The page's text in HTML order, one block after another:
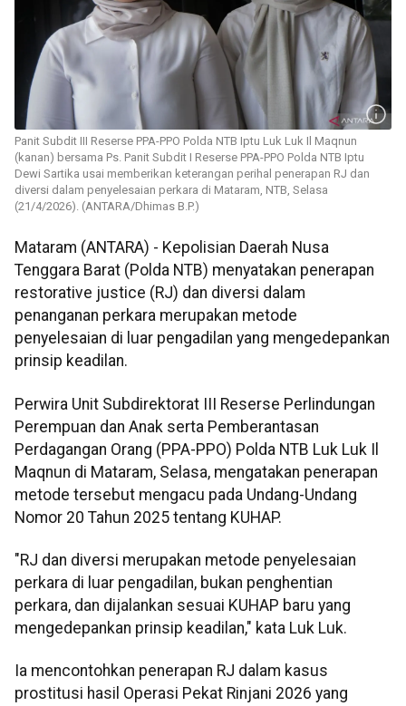
Panit Subdit III Reserse PPA-PPO Polda NTB Iptu Luk Luk Il Maqnun
(kanan) bersama Ps. Panit Subdit I Reserse PPA-PPO Polda NTB Iptu
Dewi Sartika usai memberikan keterangan perihal penerapan RJ dan
diversi dalam penyelesaian perkara di Mataram, NTB, Selasa
(21/4/2026). (ANTARA/Dhimas B.P.)
Mataram (ANTARA) - Kepolisian Daerah Nusa
Tenggara Barat (Polda NTB) menyatakan penerapan
restorative justice (RJ) dan diversi dalam
penanganan perkara merupakan metode
penyelesaian di luar pengadilan yang mengedepankan
prinsip keadilan.
Perwira Unit Subdirektorat III Reserse Perlindungan
Perempuan dan Anak serta Pemberantasan
Perdagangan Orang (PPA-PPO) Polda NTB Luk Luk Il
Maqnun di Mataram, Selasa, mengatakan penerapan
metode tersebut mengacu pada Undang-Undang
Nomor 20 Tahun 2025 tentang KUHAP.
"RJ dan diversi merupakan metode penyelesaian
perkara di luar pengadilan, bukan penghentian
perkara, dan dijalankan sesuai KUHAP baru yang
mengedepankan prinsip keadilan," kata Luk Luk.
Ia mencontohkan penerapan RJ dalam kasus
prostitusi hasil Operasi Pekat Rinjani 2026 yang